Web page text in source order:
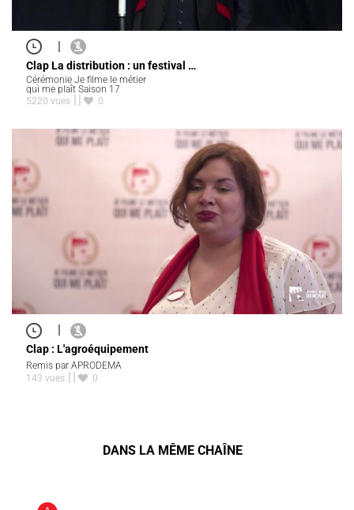
|
Clap La distribution : un festival …
Cérémonie Je filme le métier
qui me plaît Saison 17
5220 vues
0
|
Clap : L'agroéquipement
Remis par APRODEMA
143 vues
0
DANS LA MÊME CHAÎNE